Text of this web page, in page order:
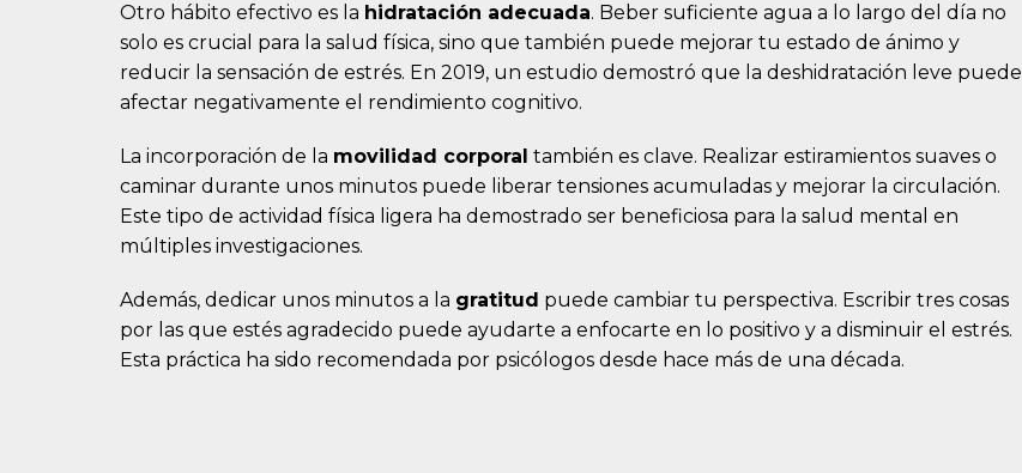
Otro hábito efectivo es la hidratación adecuada. Beber suficiente agua a lo largo del día no
solo es crucial para la salud física, sino que también puede mejorar tu estado de ánimo y
reducir la sensación de estrés. En 2019, un estudio demostró que la deshidratación leve puede
afectar negativamente el rendimiento cognitivo.
La incorporación de la movilidad corporal también es clave. Realizar estiramientos suaves o
caminar durante unos minutos puede liberar tensiones acumuladas y mejorar la circulación.
Este tipo de actividad física ligera ha demostrado ser beneficiosa para la salud mental en
múltiples investigaciones.
Además, dedicar unos minutos a la gratitud puede cambiar tu perspectiva. Escribir tres cosas
por las que estés agradecido puede ayudarte a enfocarte en lo positivo y a disminuir el estrés.
Esta práctica ha sido recomendada por psicólogos desde hace más de una década.